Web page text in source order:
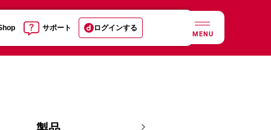
サポート ログインする
MENU